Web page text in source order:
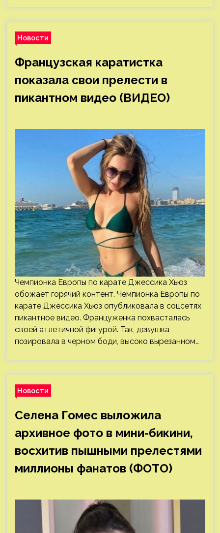
Новости
Французская каратистка
показала свои прелести в
пикантном видео (ВИДЕО)
Чемпионка Европы по карате Джессика Хьюз
обожает горячий контент. Чемпионка Европы по
карате Джессика Хьюз опубликовала в соцсетях
пикантное видео. Француженка похвасталась
своей атлетичной фигурой. Так, девушка
позировала в черном боди, высоко вырезанном…
Новости
Селена Гомес выложила
архивное фото в мини-бикини,
восхитив пышными прелестями
миллионы фанатов (ФОТО)